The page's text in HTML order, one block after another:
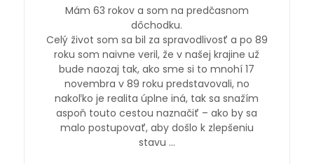
Mám 63 rokov a som na predčasnom
dôchodku.
Celý život som sa bil za spravodlivosť a po 89
roku som naivne veril, že v našej krajine už
bude naozaj tak, ako sme si to mnohí 17
novembra v 89 roku predstavovali, no
nakoľko je realita úplne iná, tak sa snažím
aspoň touto cestou naznačiť – ako by sa
malo postupovať, aby došlo k zlepšeniu
stavu …